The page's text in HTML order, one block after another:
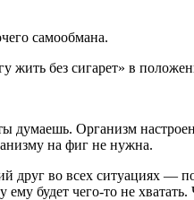
самообмана.
жить без сигарет» в
Организм
на фиг не нужна.
во всех ситуациях —
будет чего-то не